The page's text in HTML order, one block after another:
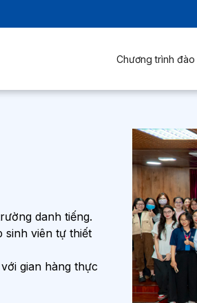
Chương trình đào
danh tiếng.
sinh viên tự thiết
gian hàng thực